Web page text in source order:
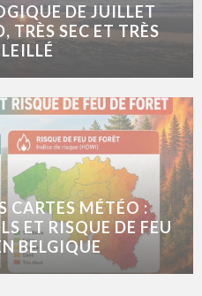
DE JUILLET
TRÈS SEC ET TRÈS
CARTES MÉTÉO :
ET RISQUE DE FEU
BELGIQUE